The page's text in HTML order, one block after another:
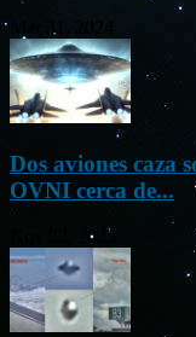
Dos aviones caza
OVNI cerca de...
Nov 22, 2023